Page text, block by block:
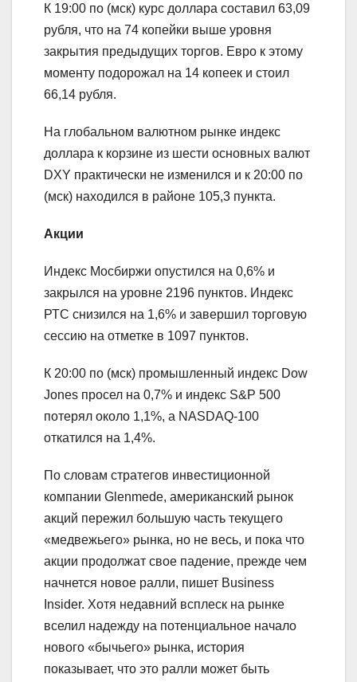
К 19:00 по (мск) курс доллара составил 63,09
рубля, что на 74 копейки выше уровня
закрытия предыдущих торгов. Евро к этому
моменту подорожал на 14 копеек и стоил
66,14 рубля.
На глобальном валютном рынке индекс
доллара к корзине из шести основных валют
DXY практически не изменился и к 20:00 по
(мск) находился в районе 105,3 пункта.
Акции
Индекс Мосбиржи опустился на 0,6% и
закрылся на уровне 2196 пунктов. Индекс
РТС снизился на 1,6% и завершил торговую
сессию на отметке в 1097 пунктов.
К 20:00 по (мск) промышленный индекс Dow
Jones просел на 0,7% и индекс S&P 500
потерял около 1,1%, а NASDAQ-100
откатился на 1,4%.
По словам стратегов инвестиционной
компании Glenmede, американский рынок
акций пережил большую часть текущего
«медвежьего» рынка, но не весь, и пока что
акции продолжат свое падение, прежде чем
начнется новое ралли, пишет Business
Insider. Хотя недавний всплеск на рынке
вселил надежду на потенциальное начало
нового «бычьего» рынка, история
показывает, что это ралли может быть